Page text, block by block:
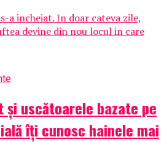
a incheiat. In doar cateva zile,
devine din nou locul in care
și uscătoarele bazate pe
îți cunosc hainele mai